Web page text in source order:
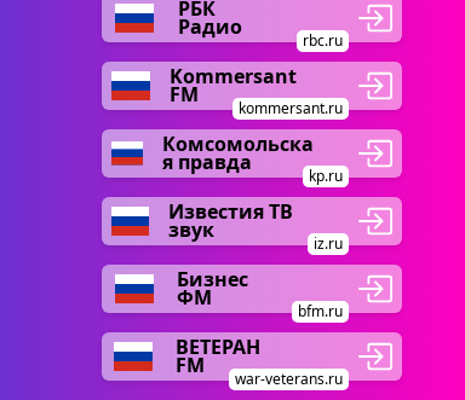
РБК
Радио
rbc.ru
Kommersant
FM
kommersant.ru
Комсомольска
я правда
kp.ru
Известия ТВ
звук
iz.ru
Бизнес
ФМ
bfm.ru
ВЕТЕРАН
FM
war-veterans.ru